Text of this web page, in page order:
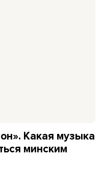
Какая музыка
минским